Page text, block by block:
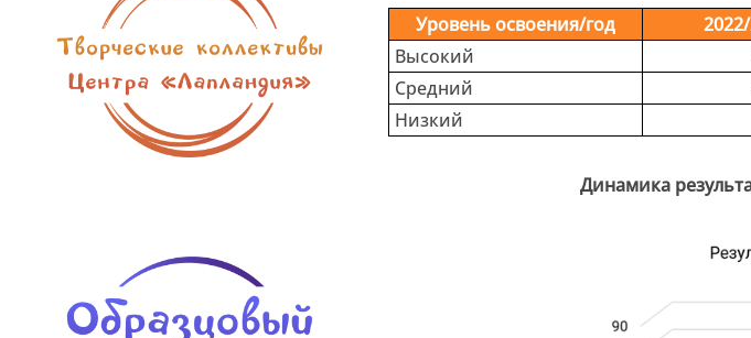
Уровень освоения/год
Высокий
Средний
Низкий
Динамика